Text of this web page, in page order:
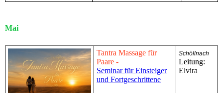
Mai
Tantra Massage für
Paare -
Seminar für Einsteiger
und Fortgeschrittene
Schöllnach
Leitung:
Elvira